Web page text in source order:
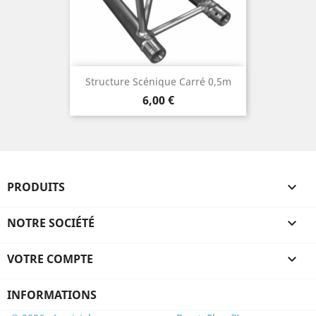
Structure Scénique Carré 0,5m
Prix
6,00 €
PRODUITS 
NOTRE SOCIÉTÉ 
VOTRE COMPTE 
INFORMATIONS